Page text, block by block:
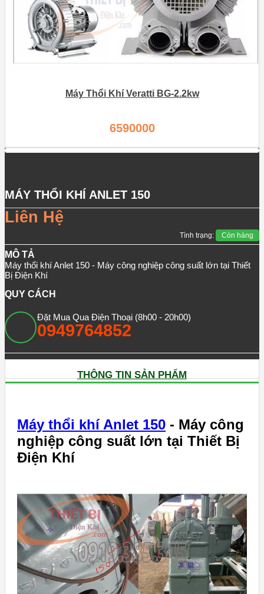
Máy Thổi Khí Veratti BG-2.2kw
6590000
MÁY THỔI KHÍ ANLET 150
Liên Hệ
Tình trạng: Còn hàng
MÔ TẢ
Máy thổi khí Anlet 150 - Máy công nghiệp công suất lớn tại Thiết
Bị Điện Khí
QUY CÁCH
Đặt Mua Qua Điện Thoại (8h00 - 20h00)
0949764852
THÔNG TIN SẢN PHẨM
Máy thổi khí Anlet 150 - Máy công
nghiệp công suất lớn tại Thiết Bị
Điện Khí